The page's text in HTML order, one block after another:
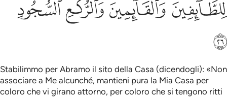
ﱲ ﱳﱴﱵ
ﱶ
Stabilimmo per Abramo il sito della Casa (dicendogli): «Non
associare a Me alcunché, mantieni pura la Mia Casa per
coloro che vi girano attorno, per coloro che si tengono ritti